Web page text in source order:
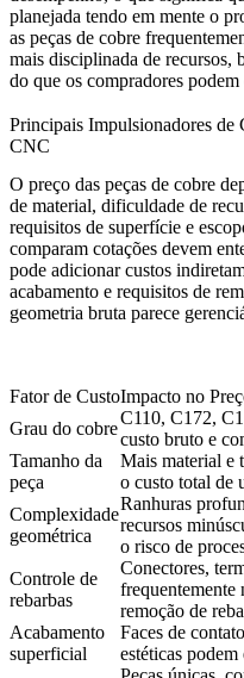
planejada tendo em mente o
as peças de cobre
mais disciplinada de recursos,
do que os compradores
Principais Impulsionadores de
CNC
O preço das peças de cobre
de material, dificuldade de
requisitos de superfície e
comparam cotações devem
pode adicionar custos
acabamento e requisitos de
geometria bruta parece
Fator de CustoImpacto no
Grau do cobre
C110, C172,
custo bruto e
Tamanho da
peça
Mais material e
o custo total de
Complexidade
geométrica
Ranhuras
recursos
o risco de
Controle de
rebarbas
Conectores,
frequentemente
remoção de
Acabamento
superficial
Faces de
estéticas